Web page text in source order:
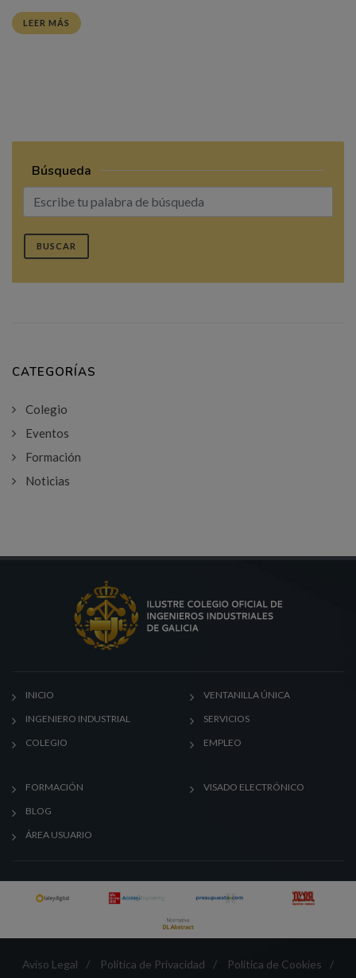
LEER MÁS
Búsqueda
BUSCAR
CATEGORÍAS
Colegio
Eventos
Formación
Noticias
INICIO
INGENIERO INDUSTRIAL
COLEGIO
VENTANILLA ÚNICA
SERVICIOS
EMPLEO
FORMACIÓN
BLOG
ÁREA USUARIO
VISADO ELECTRÓNICO
Aviso Legal / Política de Privacidad / Política de Cookies
/